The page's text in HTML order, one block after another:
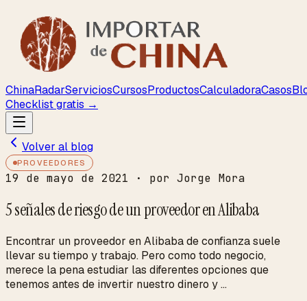
ChinaRadarServiciosCursosProductosCalculadoraCasos
Checklist gratis →
Volver al blog
PROVEEDORES
19 de mayo de 2021 · por Jorge Mora
5 señales de riesgo de un proveedor en Alibaba
Encontrar un proveedor en Alibaba de confianza suele
llevar su tiempo y trabajo. Pero como todo negocio,
merece la pena estudiar las diferentes opciones que
tenemos antes de invertir nuestro dinero y ...